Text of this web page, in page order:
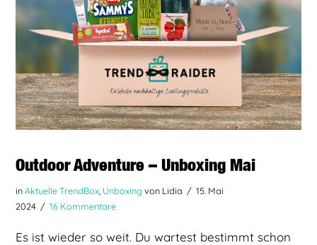
Outdoor Adventure – Unboxing Mai
inAktuelle TrendBox, Unboxing von Lidia
15. Mai
2024
16 Kommentare
Es ist wieder so weit. Du wartest bestimmt schon